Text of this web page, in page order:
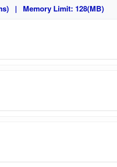
| Memory Limit: 128(MB)